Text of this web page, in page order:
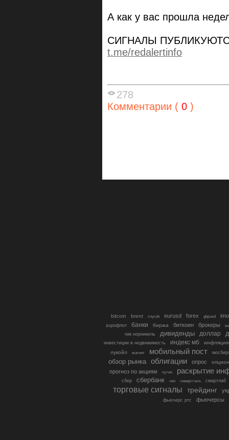
А как у вас прошла
СИГНАЛЫ
t.me/redalertinfo
278
Комментарии ( 0 )
bitcoin brent cnyrub eurusd forex gbpusd
аэрофлот банки биржа биткоин брокеры
гмк норникель
дивиденды доллар
инвестиции в недвижимость индекс мб
инфляция
лукойл
магнит мобильный пост
обзор рынка облигации опрос
прогноз по акциям путин раскрытие
сбер сбербанк сво северсталь смартлаб
торговые сигналы трейдинг
фьючерс ртс фьючерсы